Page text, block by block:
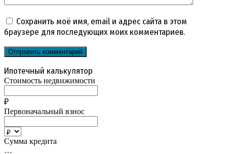
Сохранить моё имя, email и адрес сайта в этом
браузере для последующих моих комментариев.
Ипотечный калькулятор